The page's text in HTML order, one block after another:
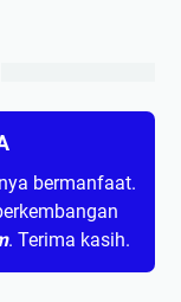
bermanfaat.
. Terima kasih.